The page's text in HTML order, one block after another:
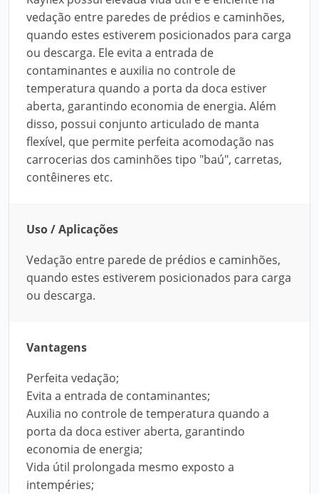
vedação entre paredes de prédios e caminhões,
quando estes estiverem posicionados para carga
ou descarga. Ele evita a entrada de
contaminantes e auxilia no controle de
temperatura quando a porta da doca estiver
aberta, garantindo economia de energia. Além
disso, possui conjunto articulado de manta
flexível, que permite perfeita acomodação nas
carrocerias dos caminhões tipo "baú", carretas,
contêineres etc.
Uso / Aplicações
Vedação entre parede de prédios e caminhões,
quando estes estiverem posicionados para carga
ou descarga.
Vantagens
Perfeita vedação;
Evita a entrada de contaminantes;
Auxilia no controle de temperatura quando a
porta da doca estiver aberta, garantindo
economia de energia;
Vida útil prolongada mesmo exposto a
intempéries;